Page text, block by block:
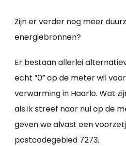
Zijn er verder nog meer
energiebronnen?
Er bestaan allerlei
echt “0” op de meter wil
verwarming in Haarlo. Wat
als ik streef naar nul op de
geven we alvast een
postcodegebied 7273.